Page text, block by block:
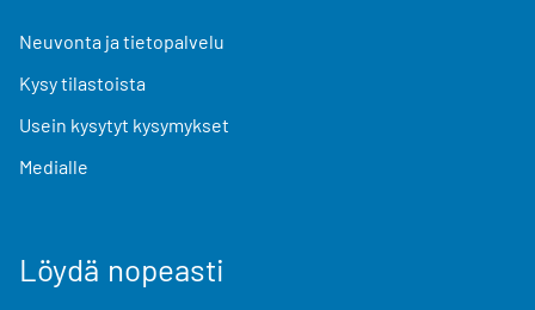
Neuvonta ja tietopalvelu
Kysy tilastoista
Usein kysytyt kysymykset
Medialle
Löydä nopeasti